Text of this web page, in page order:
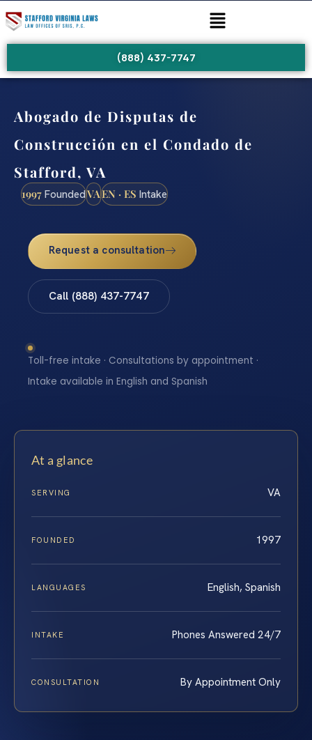
(888) 437-7747
Abogado de Disputas de
Construcción en el Condado de
Stafford, VA
1997 FoundedVAEN · ES Intake
Request a consultation
Call (888) 437-7747
Toll-free intake · Consultations by appointment ·
Intake available in English and Spanish
At a glance
SERVING VA
FOUNDED 1997
LANGUAGES English, Spanish
INTAKE Phones Answered 24/7
CONSULTATION By Appointment Only